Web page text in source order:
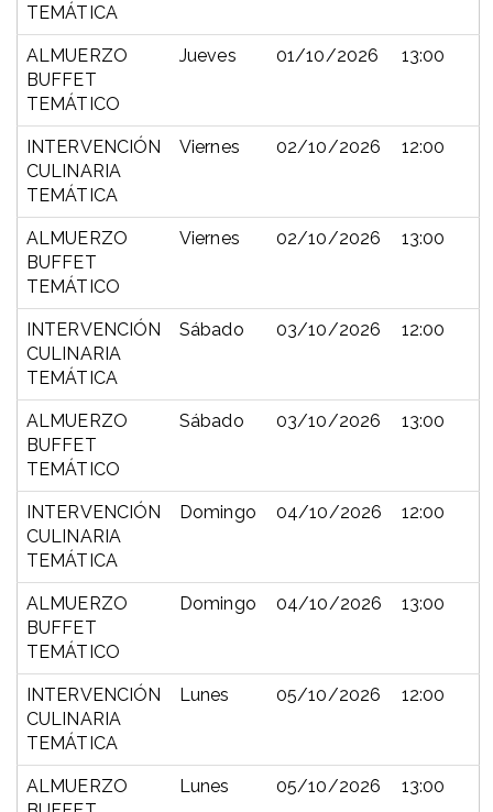
TEMÁTICA
ALMUERZO
BUFFET
TEMÁTICO
Jueves 01/10/2026 13:00
INTERVENCIÓN
CULINARIA
TEMÁTICA
Viernes 02/10/2026 12:00
ALMUERZO
BUFFET
TEMÁTICO
Viernes 02/10/2026 13:00
INTERVENCIÓN
CULINARIA
TEMÁTICA
Sábado 03/10/2026 12:00
ALMUERZO
BUFFET
TEMÁTICO
Sábado 03/10/2026 13:00
INTERVENCIÓN
CULINARIA
TEMÁTICA
Domingo 04/10/2026 12:00
ALMUERZO
BUFFET
TEMÁTICO
Domingo 04/10/2026 13:00
INTERVENCIÓN
CULINARIA
TEMÁTICA
Lunes 05/10/2026 12:00
ALMUERZO
Lunes 05/10/2026 13:00